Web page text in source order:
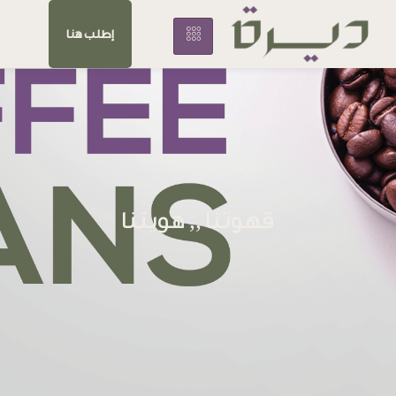
إطلب هنا
قهوتنا ,, هويتنا